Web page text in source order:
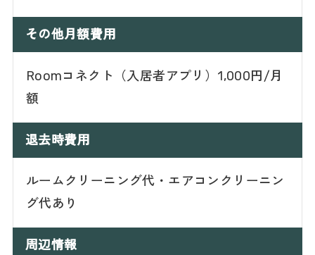
その他月額費用
Roomコネクト（入居者アプリ）1,000円/月
額
退去時費用
ルームクリーニング代・エアコンクリーニン
グ代あり
周辺情報